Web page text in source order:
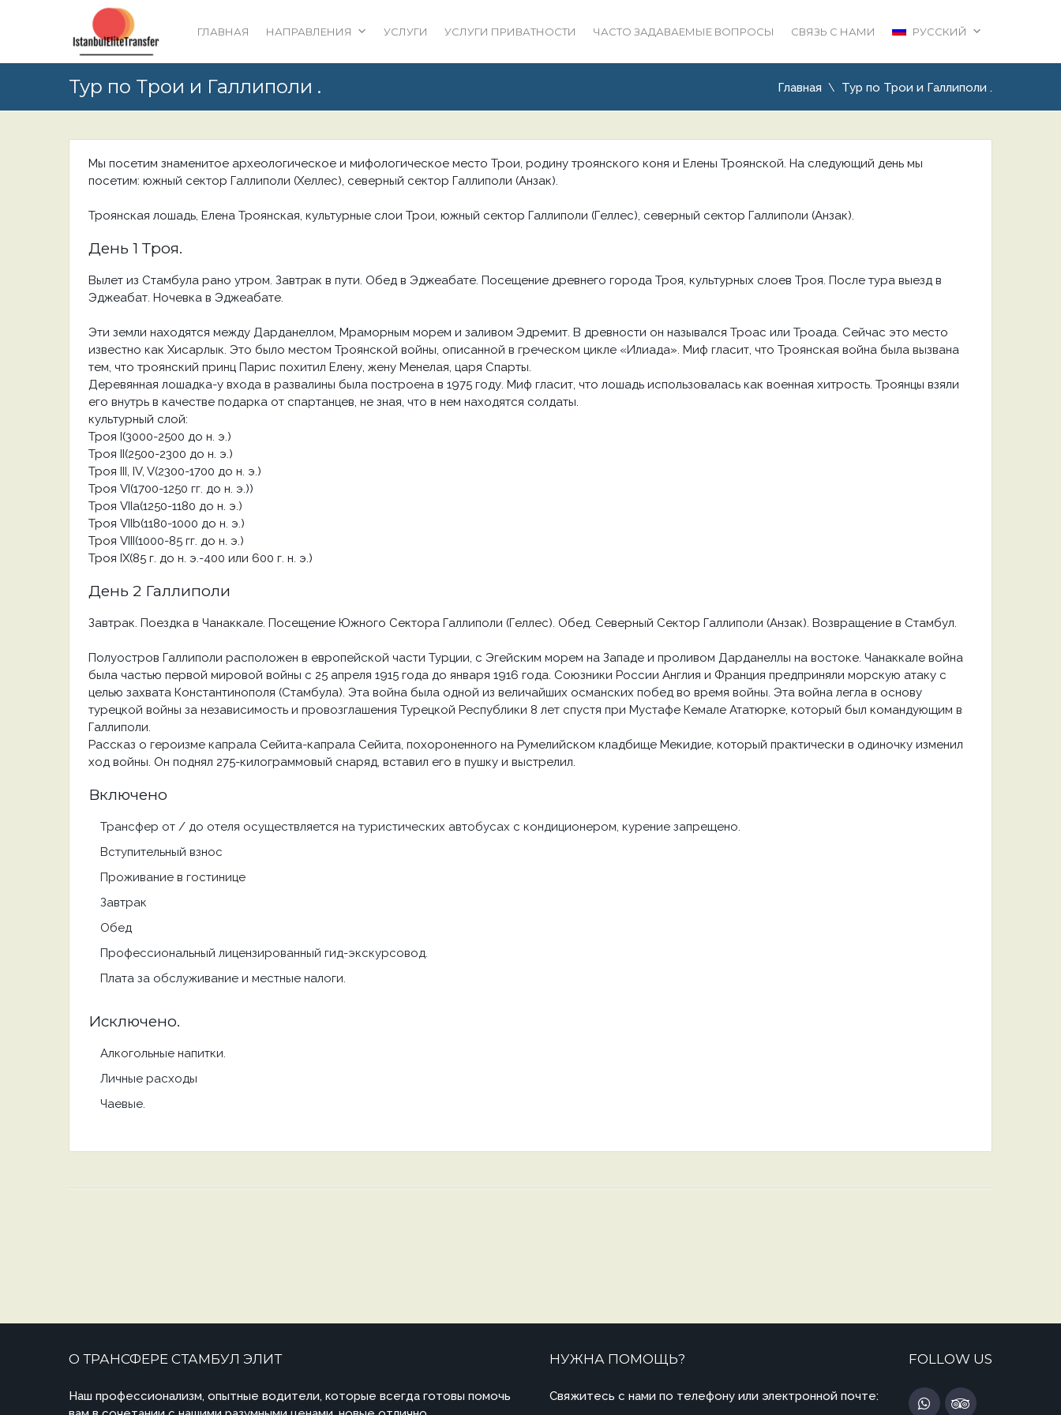
ГЛАВНАЯ НАПРАВЛЕНИЯ УСЛУГИ УСЛУГИ ПРИВАТНОСТИ ЧАСТО ЗАДАВАЕМЫЕ ВОПРОСЫ СВЯЗЬ С НАМИ РУССКИЙ
Тур по Трои и Галлиполи . Главная Тур по Трои и Галлиполи .
Мы посетим знаменитое археологическое и мифологическое место Трои, родину троянского коня и Елены Троянской. На следующий день мы
посетим: южный сектор Галлиполи (Хеллес), северный сектор Галлиполи (Анзак).
Троянская лошадь, Елена Троянская, культурные слои Трои, южный сектор Галлиполи (Геллес), северный сектор Галлиполи (Анзак).
День 1 Троя.
Вылет из Стамбула рано утром. Завтрак в пути. Обед в Эджеабате. Посещение древнего города Троя, культурных слоев Троя. После тура выезд в
Эджеабат. Ночевка в Эджеабате.
Эти земли находятся между Дарданеллом, Мраморным морем и заливом Эдремит. В древности он назывался Троас или Троада. Сейчас это место
известно как Хисарлык. Это было местом Троянской войны, описанной в греческом цикле «Илиада». Миф гласит, что Троянская война была вызвана
тем, что троянский принц Парис похитил Елену, жену Менелая, царя Спарты.
Деревянная лошадка-у входа в развалины была построена в 1975 году. Миф гласит, что лошадь использовалась как военная хитрость. Троянцы взяли
его внутрь в качестве подарка от спартанцев, не зная, что в нем находятся солдаты.
культурный слой:
Троя I(3000-2500 до н. э.)
Троя II(2500-2300 до н. э.)
Троя III, IV, V(2300-1700 до н. э.)
Троя VI(1700-1250 гг. до н. э.))
Троя VIIa(1250-1180 до н. э.)
Троя VIIb(1180-1000 до н. э.)
Троя VIII(1000-85 гг. до н. э.)
Троя IX(85 г. до н. э.-400 или 600 г. н. э.)
День 2 Галлиполи
Завтрак. Поездка в Чанаккале. Посещение Южного Сектора Галлиполи (Геллес). Обед. Северный Сектор Галлиполи (Анзак). Возвращение в Стамбул.
Полуостров Галлиполи расположен в европейской части Турции, с Эгейским морем на Западе и проливом Дарданеллы на востоке. Чанаккале война
была частью первой мировой войны с 25 апреля 1915 года до января 1916 года. Союзники России Англия и Франция предприняли морскую атаку с
целью захвата Константинополя (Стамбула). Эта война была одной из величайших османских побед во время войны. Эта война легла в основу
турецкой войны за независимость и провозглашения Турецкой Республики 8 лет спустя при Мустафе Кемале Ататюрке, который был командующим в
Галлиполи.
Рассказ о героизме капрала Сейита-капрала Сейита, похороненного на Румелийском кладбище Мекидие, который практически в одиночку изменил
ход войны. Он поднял 275-килограммовый снаряд, вставил его в пушку и выстрелил.
Включено
Трансфер от / до отеля осуществляется на туристических автобусах с кондиционером, курение запрещено.
Вступительный взнос
Проживание в гостинице
Завтрак
Обед
Профессиональный лицензированный гид-экскурсовод.
Плата за обслуживание и местные налоги.
Исключено.
Алкогольные напитки.
Личные расходы
Чаевые.
О ТРАНСФЕРЕ СТАМБУЛ ЭЛИТ
Наш профессионализм, опытные водители, которые всегда готовы помочь
НУЖНА ПОМОЩЬ?
Свяжитесь с нами по телефону или электронной почте:
FOLLOW US